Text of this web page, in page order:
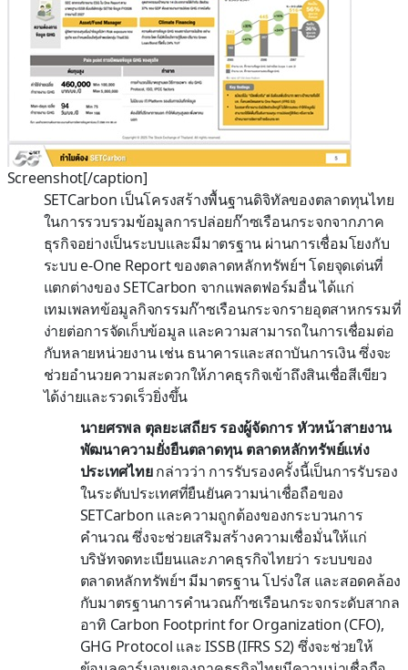
Screenshot[/caption]
SETCarbon เป็นโครงสร้างพื้นฐานดิจิทัลของตลาดทุนไทย
ในการรวบรวมข้อมูลการปล่อยก๊าซเรือนกระจกจากภาค
ธุรกิจอย่างเป็นระบบและมีมาตรฐาน ผ่านการเชื่อมโยงกับ
ระบบ e-One Report ของตลาดหลักทรัพย์ฯ โดยจุดเด่นที่
แตกต่างของ SETCarbon จากแพลตฟอร์มอื่น ได้แก่
เทมเพลทข้อมูลกิจกรรมก๊าซเรือนกระจกรายอุตสาหกรรมที่
ง่ายต่อการจัดเก็บข้อมูล และความสามารถในการเชื่อมต่อ
กับหลายหน่วยงาน เช่น ธนาคารและสถาบันการเงิน ซึ่งจะ
ช่วยอำนวยความสะดวกให้ภาคธุรกิจเข้าถึงสินเชื่อสีเขียว
ได้ง่ายและรวดเร็วยิ่งขึ้น
นายศรพล ตุลยะเสถียร รองผู้จัดการ หัวหน้าสายงาน
พัฒนาความยั่งยืนตลาดทุน ตลาดหลักทรัพย์แห่ง
ประเทศไทยกล่าวว่า การรับรองครั้งนี้เป็นการรับรอง
ในระดับประเทศที่ยืนยันความน่าเชื่อถือของ
SETCarbon และความถูกต้องของกระบวนการ
คำนวณ ซึ่งจะช่วยเสริมสร้างความเชื่อมั่นให้แก่
บริษัทจดทะเบียนและภาคธุรกิจไทยว่า ระบบของ
ตลาดหลักทรัพย์ฯ มีมาตรฐาน โปร่งใส และสอดคล้อง
กับมาตรฐานการคำนวณก๊าซเรือนกระจกระดับสากล
อาทิ Carbon Footprint for Organization (CFO),
GHG Protocol และ ISSB (IFRS S2) ซึ่งจะช่วยให้